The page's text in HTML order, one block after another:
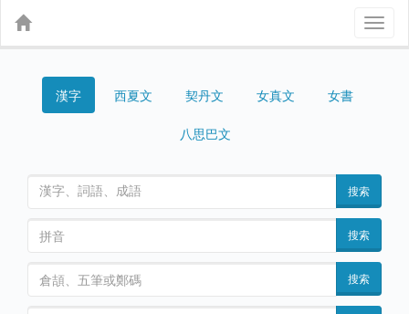
漢字 西夏文 契丹文 女真文 女書
八思巴文
搜索
搜索
搜索